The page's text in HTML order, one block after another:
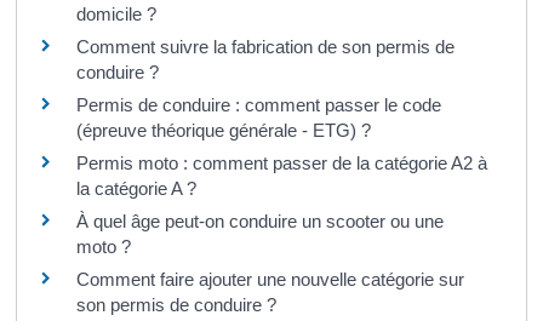
domicile ?
Comment suivre la fabrication de son permis de
conduire ?
Permis de conduire : comment passer le code
(épreuve théorique générale - ETG) ?
Permis moto : comment passer de la catégorie A2 à
la catégorie A ?
À quel âge peut-on conduire un scooter ou une
moto ?
Comment faire ajouter une nouvelle catégorie sur
son permis de conduire ?